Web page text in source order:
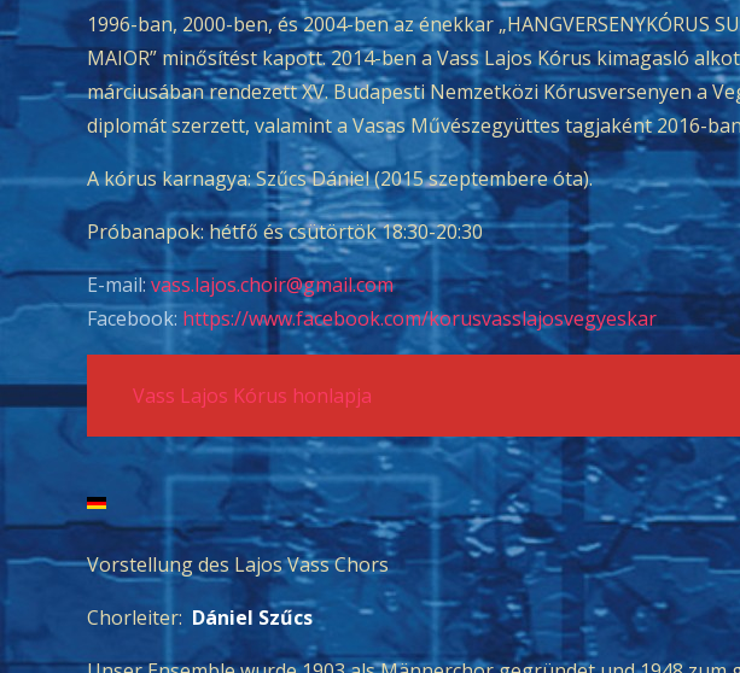
1996-ban, 2000-ben, és 2004-ben az énekkar „HANGVERSENYKÓRUS
MAIOR” minősítést kapott. 2014-ben a Vass Lajos Kórus kimagasló
márciusában rendezett XV. Budapesti Nemzetközi Kórusversenyen a
diplomát szerzett, valamint a Vasas Művészegyüttes tagjaként 2016-
A kórus karnagya: Szűcs Dániel (2015 szeptembere óta).
Próbanapok: hétfő és csütörtök 18:30-20:30
E-mail: vass.lajos.choir@gmail.com
Facebook: https://www.facebook.com/korusvasslajosvegyeskar
Vass Lajos Kórus honlapja
Vorstellung des Lajos Vass Chors
Chorleiter: Dániel Szűcs